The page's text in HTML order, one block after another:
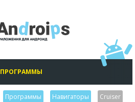
ПРОГРАММЫ
Программы Навигаторы Cruiser